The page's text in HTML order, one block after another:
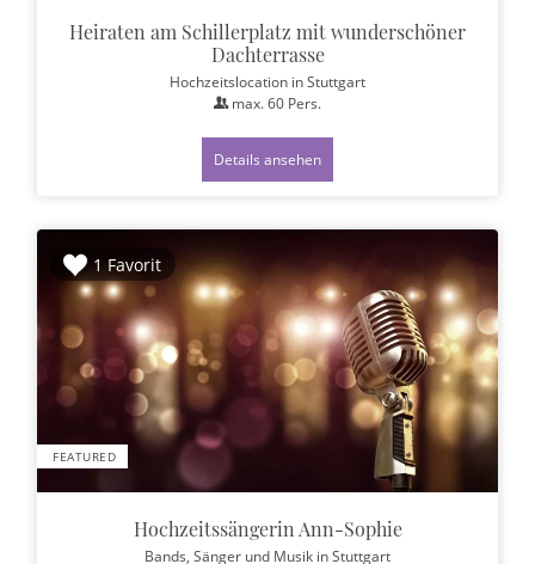
Heiraten am Schillerplatz mit wunderschöner
Dachterrasse
Hochzeitslocation in Stuttgart
max. 60 Pers.
Details ansehen
1 Favorit
FEATURED
Hochzeitssängerin Ann-Sophie
Bands, Sänger und Musik in Stuttgart